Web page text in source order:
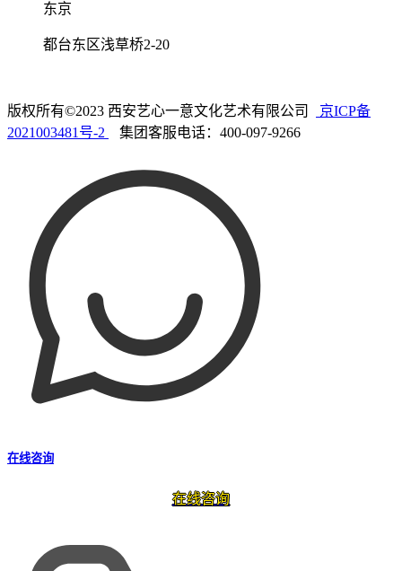
东京
都台东区浅草桥2-20
版权所有©2023 西安艺心一意文化艺术有限公司
京ICP备
2021003481号-2
集团客服电话：400-097-9266
在线咨询
在线咨询